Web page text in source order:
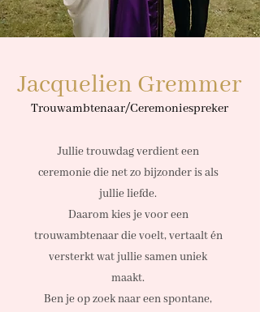
Jacquelien Gremmer
Trouwambtenaar/Ceremoniespreker
Jullie trouwdag verdient een
ceremonie die net zo bijzonder is als
jullie liefde.
Daarom kies je voor een
trouwambtenaar die voelt, vertaalt én
versterkt wat jullie samen uniek
maakt.
Ben je op zoek naar een spontane,